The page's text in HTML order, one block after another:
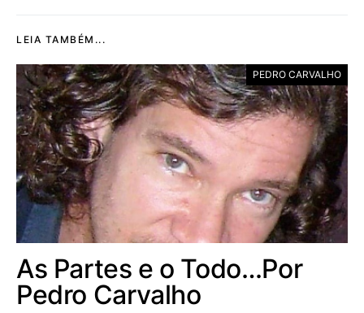
LEIA TAMBÉM...
PEDRO CARVALHO
As Partes e o Todo…Por
Pedro Carvalho